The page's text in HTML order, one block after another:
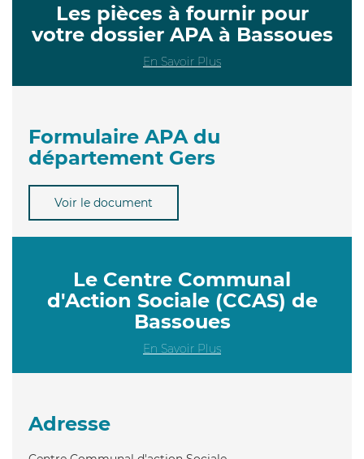
Les pièces à fournir pour
votre dossier APA à Bassoues
En Savoir Plus
Formulaire APA du
département Gers
Voir le document
Le Centre Communal
d'Action Sociale (CCAS) de
Bassoues
En Savoir Plus
Adresse